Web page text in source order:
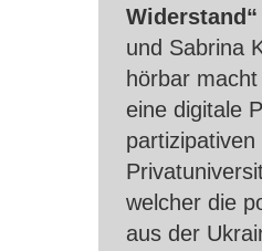
Widerstand“
und Sabrina
hörbar
eine digitale
welcher die
aus der